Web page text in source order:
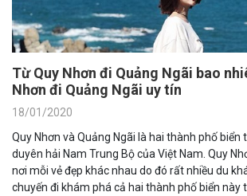
Từ Quy Nhơn đi Quảng Ngãi bao
Nhơn đi Quảng Ngãi uy tín
18/01/2020
Quy Nhơn và Quảng Ngãi là hai thành phố biển
duyên hải Nam Trung Bộ của Việt Nam. Quy
nơi mỗi vẻ đẹp khác nhau do đó rất nhiều du
chuyến đi khám phá cả hai thành phố biển này